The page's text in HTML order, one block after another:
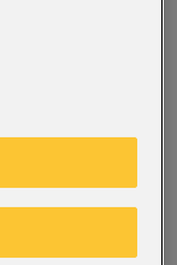
gegen 23.15
Fahrer
vor der
das Auto